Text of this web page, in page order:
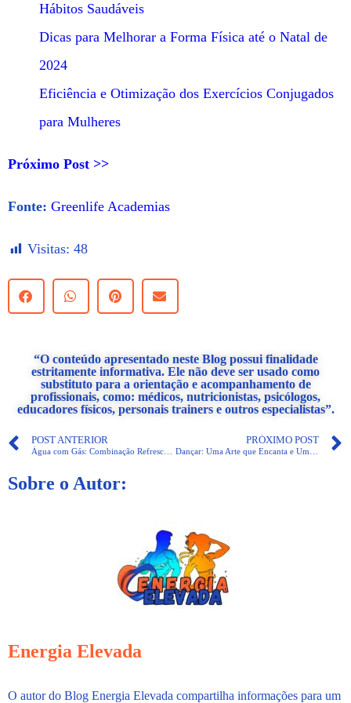
Hábitos Saudáveis
Dicas para Melhorar a Forma Física até o Natal de
2024
Eficiência e Otimização dos Exercícios Conjugados
para Mulheres
Próximo Post >>
Fonte: Greenlife Academias
Visitas: 48
“O conteúdo apresentado neste Blog possui finalidade
estritamente informativa. Ele não deve ser usado como
substituto para a orientação e acompanhamento de
profissionais, como: médicos, nutricionistas, psicólogos,
educadores físicos, personais trainers e outros especialistas”.
POST ANTERIOR PRÓXIMO POST
Sobre o Autor:
Energia Elevada
O autor do Blog Energia Elevada compartilha informações para um